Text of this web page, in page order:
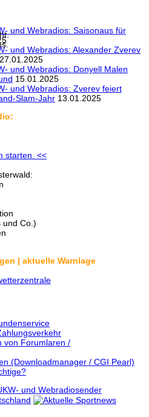
und Webradios: Saisonaus für
und Webradios: Alexander Zverev
27.01.2025
und Webradios: Donyell Malen
15.01.2025
und Webradios: Zverev feiert
Slam-Jahr 13.01.2025
starten. <<
und Co.)
| aktuelle Warnlage
von Forumlaren /
(Downloadmanager / CGI Pearl)